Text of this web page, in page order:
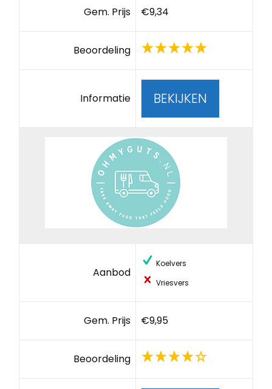
Gem. Prijs €9,34
Beoordeling
Informatie BEKIJKEN
Aanbod
Koelvers
Vriesvers
Gem. Prijs €9,95
Beoordeling